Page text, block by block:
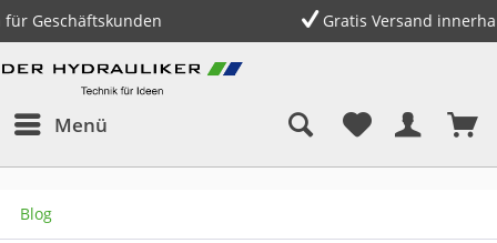
Gratis Versand innerhalb
Menü
Blog